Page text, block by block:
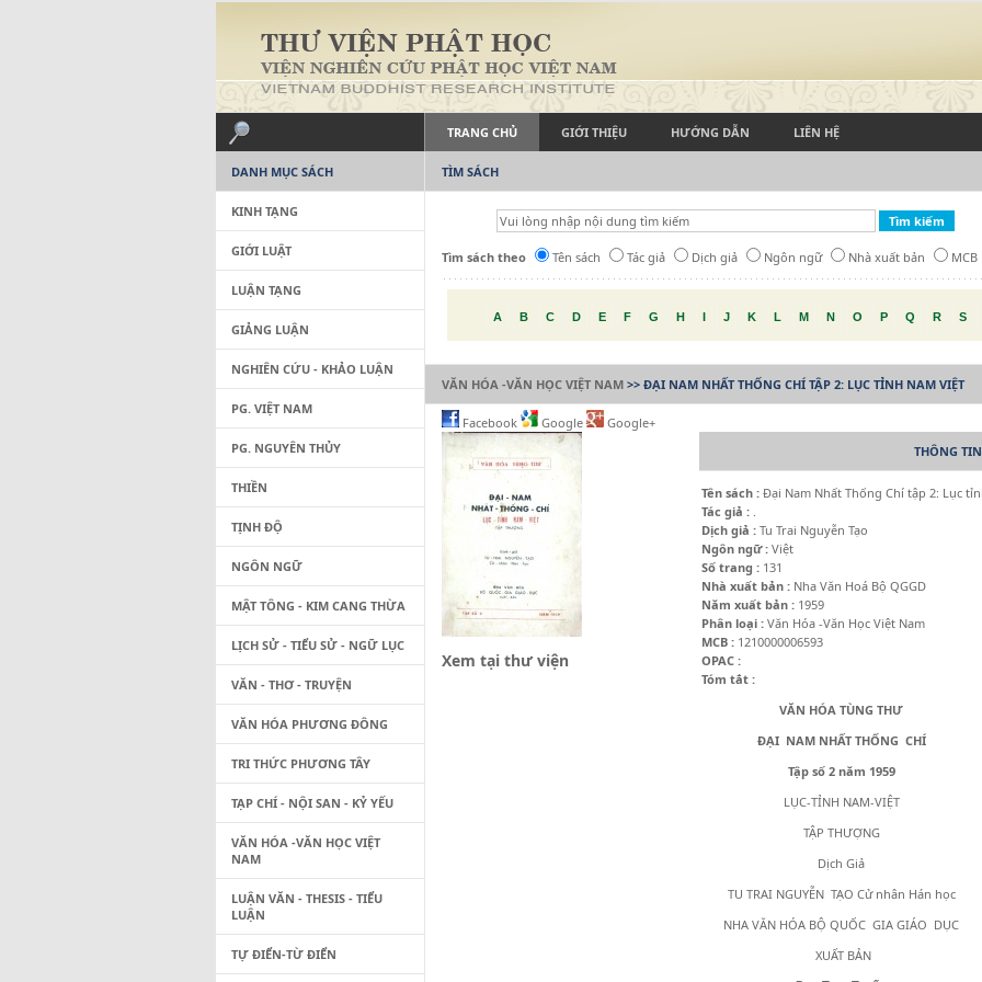
TRANG CHỦ GIỚI THIỆU HƯỚNG DẪN LIÊN HỆ
TÌM SÁCH
Tìm sách theo Tên sách Tác giả Dịch giả Ngôn ngữ Nhà xuất bản MCB
A B C D E F G H I J K L M N O P Q R S
VĂN HÓA -VĂN HỌC VIỆT NAM >> ĐẠI NAM NHẤT THỐNG CHÍ TẬP 2: LỤC TỈNH NAM VIỆT
Facebook Google Google+
Xem tại thư viện
THÔNG
Tên sách : Đại Nam Nhất Thống Chí tập 2: Lục
Tác giả : .
Dịch giả : Tu Trai Nguyễn Tạo
Ngôn ngữ : Việt
Số trang : 131
Nhà xuất bản : Nha Văn Hoá Bộ QGGD
Năm xuất bản : 1959
Phân loại : Văn Hóa -Văn Học Việt Nam
MCB : 1210000006593
OPAC :
Tóm tắt :
VĂN HÓA TÙNG THƯ
ĐẠI NAM NHẤT THỐNG CHÍ
Tập số 2 năm 1959
LỤC-TỈNH NAM-VIỆT
TẬP THƯỢNG
Dịch Giả
TU TRAI NGUYỄN TẠO Cử nhân Hán học
NHA VĂN HÓA BỘ QUỐC GIA GIÁO DỤC
XUẤT BẢN
DANH MỤC SÁCH
KINH TẠNG
GIỚI LUẬT
LUẬN TẠNG
GIẢNG LUẬN
NGHIÊN CỨU - KHẢO LUẬN
PG. VIỆT NAM
PG. NGUYÊN THỦY
THIỀN
TỊNH ĐỘ
NGÔN NGỮ
MẬT TÔNG - KIM CANG THỪA
LỊCH SỬ - TIỂU SỬ - NGỮ LỤC
VĂN - THƠ - TRUYỆN
VĂN HÓA PHƯƠNG ĐÔNG
TRI THỨC PHƯƠNG TÂY
TẠP CHÍ - NỘI SAN - KỶ YẾU
VĂN HÓA -VĂN HỌC VIỆT
NAM
LUẬN VĂN - THESIS - TIỂU
LUẬN
TỰ ĐIỂN-TỪ ĐIỂN